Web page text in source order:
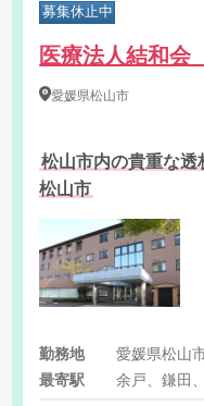
募集休止中
医療法人結和
愛媛県松山市
松山市内の貴重な透
松山市
勤務地
愛媛県松山
最寄駅
余戸、鎌田